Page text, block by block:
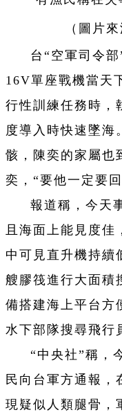
（圖片
台“空軍司令
16V單座戰機當天
行性訓練任務時，
度導入時快速墜海
骸，陳奕的家屬也
奕，“要他一定要回
報道稱，今天
且海面上能見度佳
中可見直升機持續
艘膠筏進行大面積
備搭建海上平台方
水下部隊搜尋飛行
“中央社”稱，
民向台軍方通報，
現疑似人類腿骨，